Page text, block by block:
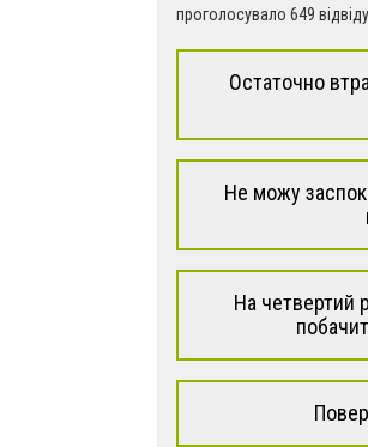
проголосувало 649
Остаточно
Не можу
На четвертий